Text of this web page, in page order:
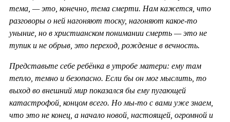
тема, — это, конечно, тема смерти. Нам кажется, что
разговоры о ней нагоняют тоску, нагоняют какое-то
уныние, но в христианском понимании смерть — это не
тупик и не обрыв, это переход, рождение в вечность.
Представьте себе ребёнка в утробе матери: ему там
тепло, темно и безопасно. Если бы он мог мыслить, то
выход во внешний мир показался бы ему пугающей
катастрофой, концом всего. Но мы-то с вами уже знаем,
что это не конец, а начало новой, настоящей, огромной и